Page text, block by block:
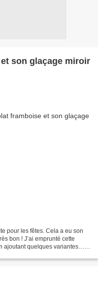
son glaçage miroir
pour les fêtes. Cela a eu son
bon ! J’ai emprunté cette
ajoutant quelques variantes…